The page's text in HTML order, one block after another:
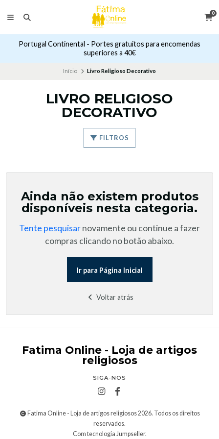
0
Portugal Continental - Portes gratuitos para encomendas
superiores a 40€
Início Livro Religioso Decorativo
LIVRO RELIGIOSO
DECORATIVO
FILTROS
Ainda não existem produtos
disponíveis nesta categoria.
Tente pesquisarnovamente ou continue a fazer
compras clicando no botão abaixo.
Ir para Página Inicial
Voltar atrás
Fatima Online - Loja de artigos
religiosos
SIGA-NOS
Fatima Online - Loja de artigos religiosos 2026. Todos os direitos
reservados.
Com tecnologia Jumpseller.